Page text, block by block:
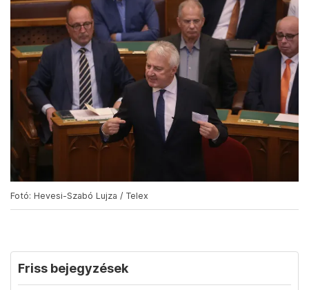
Fotó: Hevesi-Szabó Lujza / Telex
Friss bejegyzések